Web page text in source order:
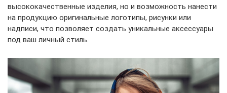
высококачественные изделия, но и возможность нанести
на продукцию оригинальные логотипы, рисунки или
надписи, что позволяет создать уникальные аксессуары
под ваш личный стиль.